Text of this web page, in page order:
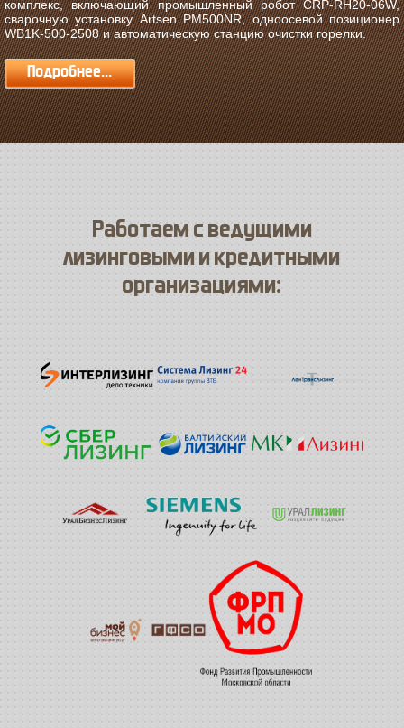
комплекс, включающий промышленный робот CRP-RH20-06W,
сварочную установку Artsen PM500NR, одноосевой позиционер
WB1K-500-2508 и автоматическую станцию очистки горелки.
Подробнее...
Работаем с ведущими
лизинговыми и кредитными
организациями: